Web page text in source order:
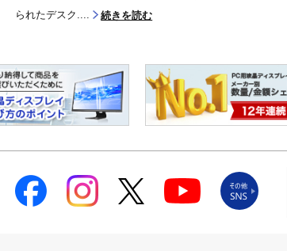
られたデスク....
続きを読む